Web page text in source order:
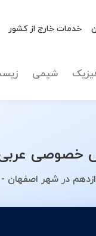
خدمات خارج از کشور
شیمی
خصوصی
در شهر اصفهان
نوع